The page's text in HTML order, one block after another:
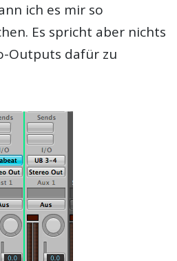
ich es mir so
Es spricht aber nichts
Outputs dafür zu